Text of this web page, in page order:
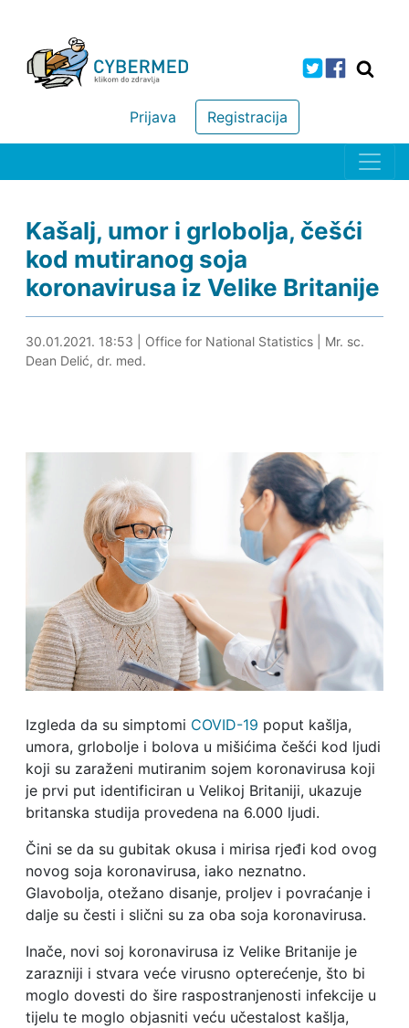
Registracija
Prijava
Kašalj, umor i grlobolja, češći
kod mutiranog soja
koronavirusa iz Velike Britanije
30.01.2021. 19:11
30.01.2021. 18:53 Office for National Statistics| Mr. sc.
Dean Delić, dr. med.
Izgleda da su simptomi COVID-19 poput kašlja,
umora, grlobolje i bolova u mišićima češći kod ljudi
koji su zaraženi mutiranim sojem koronavirusa koji
je prvi put identificiran u Velikoj Britaniji, ukazuje
britanska studija provedena na 6.000 ljudi.
Čini se da su gubitak okusa i mirisa rjeđi kod ovog
novog soja koronavirusa, iako neznatno.
Glavobolja, otežano disanje, proljev i povraćanje i
dalje su česti i slični su za oba soja koronavirusa.
Inače, novi soj koronavirusa iz Velike Britanije je
zarazniji i stvara veće virusno opterećenje, što bi
moglo dovesti do šire raspostranjenosti infekcije u
tijelu te moglo objasniti veću učestalost kašlja,